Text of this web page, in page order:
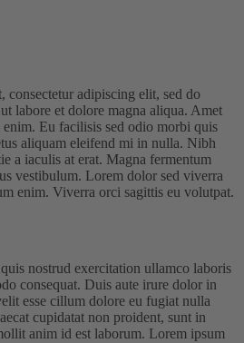
consectetur adipiscing elit, sed do
labore et dolore magna aliqua. Amet
Eu facilisis sed odio morbi quis
aliquam eleifend mi in nulla. Nibh
a iaculis at erat. Magna fermentum
vestibulum. Lorem dolor sed viverra
enim. Viverra orci sagittis eu volutpat.
nostrud exercitation ullamco laboris
consequat. Duis aute irure dolor in
esse cillum dolore eu fugiat nulla
cupidatat non proident, sunt in
anim id est laborum. Lorem ipsum